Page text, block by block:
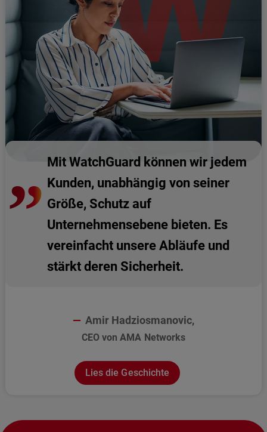
Mit WatchGuard können wir jedem
Kunden, unabhängig von seiner
Größe, Schutz auf
Unternehmensebene bieten. Es
vereinfacht unsere Abläufe und
stärkt deren Sicherheit.
Amir Hadziosmanovic,
CEO von AMA Networks
Lies die Geschichte